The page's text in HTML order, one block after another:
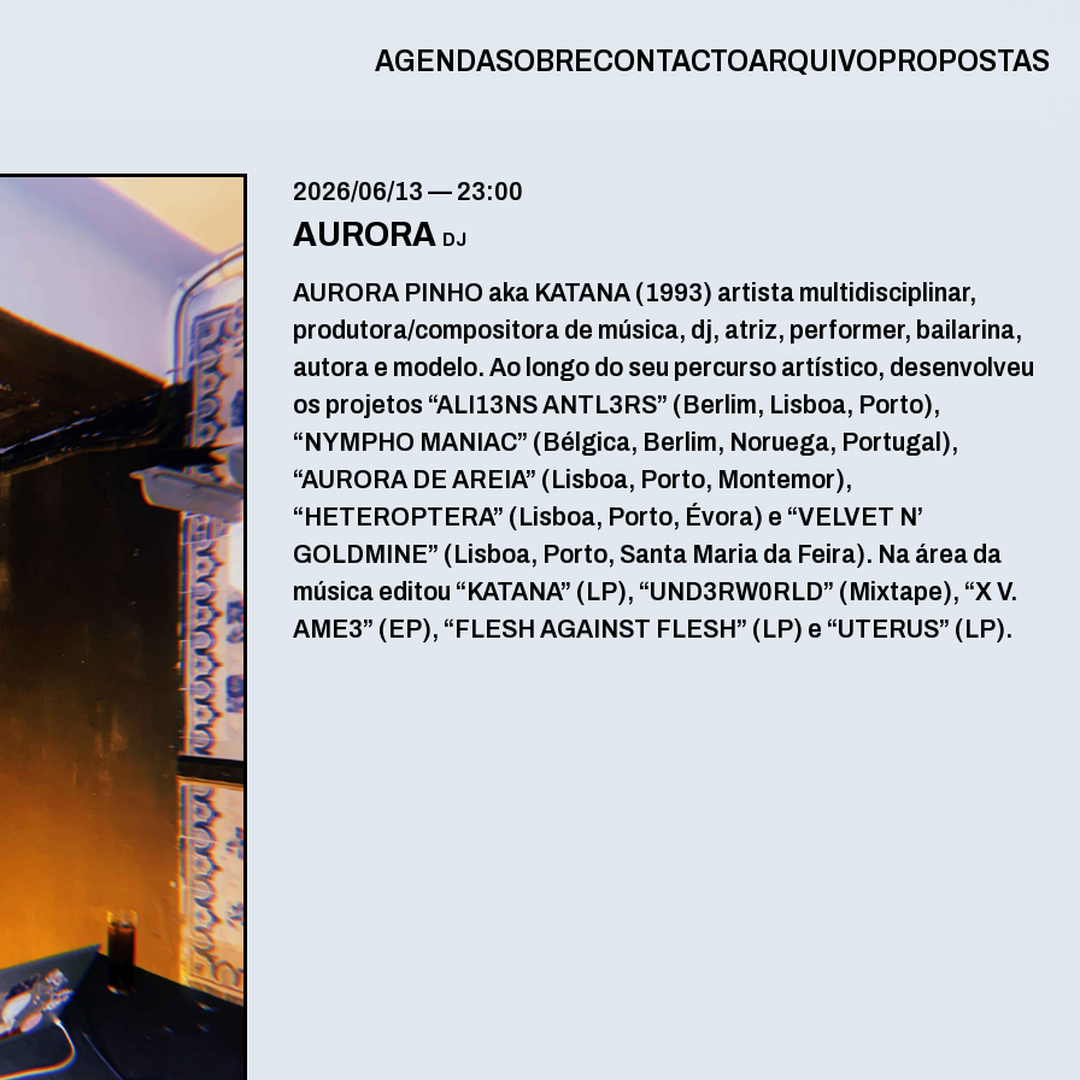
AGENDASOBRECONTACTOARQUIVO PROPOSTAS
2026/06/13 — 23:00
AURORA DJ
AURORA PINHO aka KATANA (1993) artista multidisciplinar,
produtora/compositora de música, dj, atriz, performer, bailarina,
autora e modelo. Ao longo do seu percurso artístico, desenvolveu
os projetos “ALI13NS ANTL3RS” (Berlim, Lisboa, Porto),
“NYMPHO MANIAC” (Bélgica, Berlim, Noruega, Portugal),
“AURORA DE AREIA” (Lisboa, Porto, Montemor),
“HETEROPTERA” (Lisboa, Porto, Évora) e “VELVET N’
GOLDMINE” (Lisboa, Porto, Santa Maria da Feira). Na área da
música editou “KATANA” (LP), “UND3RW0RLD” (Mixtape), “X V.
AME3” (EP), “FLESH AGAINST FLESH” (LP) e “UTERUS” (LP).